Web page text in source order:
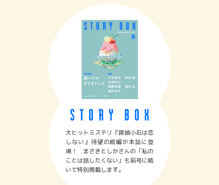
大ヒットミステリ『探偵小石は恋
しない』待望の続編が本誌に登
場！ まさきとしかさんの「私の
ことは話したくない」も前号に続
いて特別掲載します。